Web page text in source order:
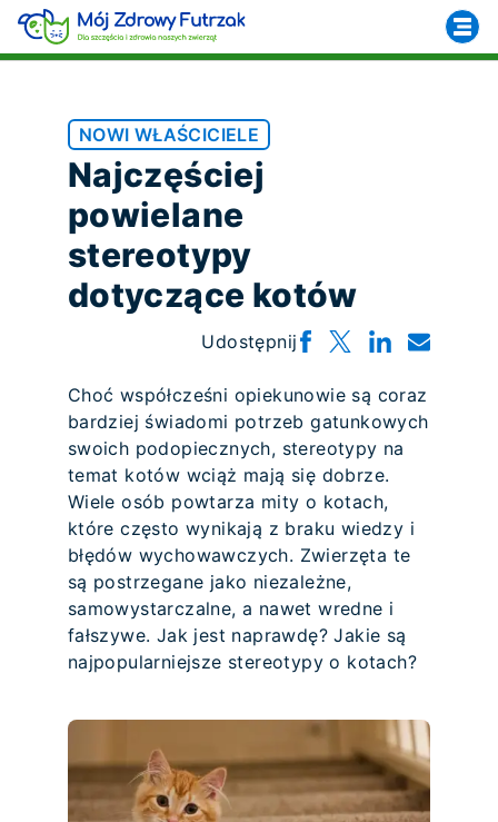
NOWI WŁAŚCICIELE
Najczęściej
powielane
stereotypy
dotyczące kotów
Udostępnij
Choć współcześni opiekunowie są coraz
bardziej świadomi potrzeb gatunkowych
swoich podopiecznych, stereotypy na
temat kotów wciąż mają się dobrze.
Wiele osób powtarza mity o kotach,
które często wynikają z braku wiedzy i
błędów wychowawczych. Zwierzęta te
są postrzegane jako niezależne,
samowystarczalne, a nawet wredne i
fałszywe. Jak jest naprawdę? Jakie są
najpopularniejsze stereotypy o kotach?